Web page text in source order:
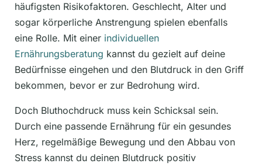
häufigsten Risikofaktoren. Geschlecht, Alter und
sogar körperliche Anstrengung spielen ebenfalls
eine Rolle. Mit einer individuellen
Ernährungsberatung kannst du gezielt auf deine
Bedürfnisse eingehen und den Blutdruck in den Griff
bekommen, bevor er zur Bedrohung wird.
Doch Bluthochdruck muss kein Schicksal sein.
Durch eine passende Ernährung für ein gesundes
Herz, regelmäßige Bewegung und den Abbau von
Stress kannst du deinen Blutdruck positiv